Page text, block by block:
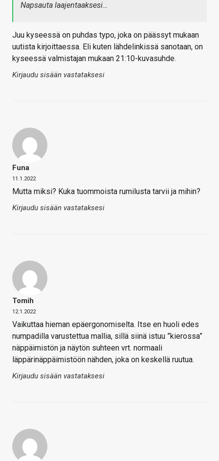
Napsauta laajentaaksesi…
Juu kyseessä on puhdas typo, joka on päässyt mukaan
uutista kirjoittaessa. Eli kuten lähdelinkissä sanotaan, on
kyseessä valmistajan mukaan 21:10-kuvasuhde.
Kirjaudu sisään vastataksesi
Funa
11.1.2022
Mutta miksi? Kuka tuommoista rumilusta tarvii ja mihin?
Kirjaudu sisään vastataksesi
Tomih
12.1.2022
Vaikuttaa hieman epäergonomiselta. Itse en huoli edes
numpadilla varustettua mallia, sillä siinä istuu ”kierossa”
näppäimistön ja näytön suhteen vrt. normaali
läppärinäppäimistöön nähden, joka on keskellä ruutua.
Kirjaudu sisään vastataksesi